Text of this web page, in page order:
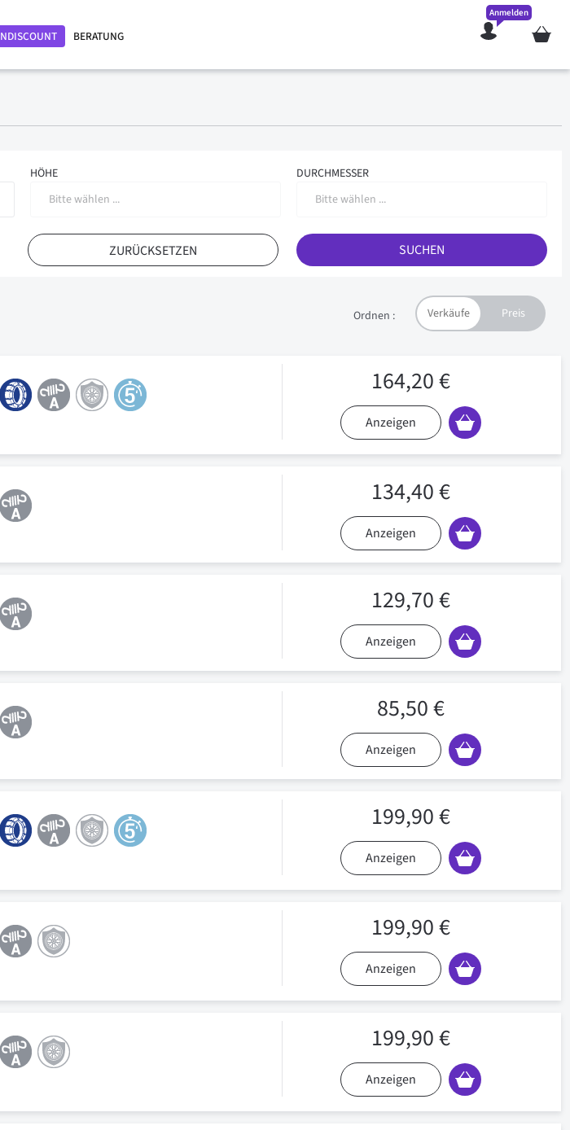
BERATUNG Mein
Anmelden
HÖHE
Bitte wählen ...
DURCHMESSER
Bitte wählen ...
ZURÜCKSETZEN SUCHEN
Ordnen :
164,20 €
Anzeigen
134,40 €
Anzeigen
129,70 €
Anzeigen
85,50 €
Anzeigen
199,90 €
Anzeigen
199,90 €
Anzeigen
199,90 €
Anzeigen